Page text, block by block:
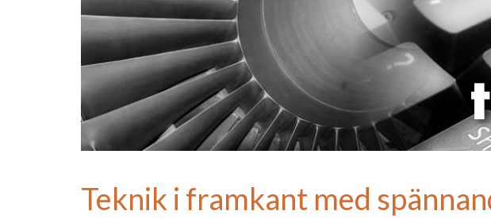
Teknik i framkant med